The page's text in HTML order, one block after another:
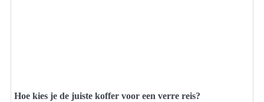
Hoe kies je de juiste koffer voor een verre reis?